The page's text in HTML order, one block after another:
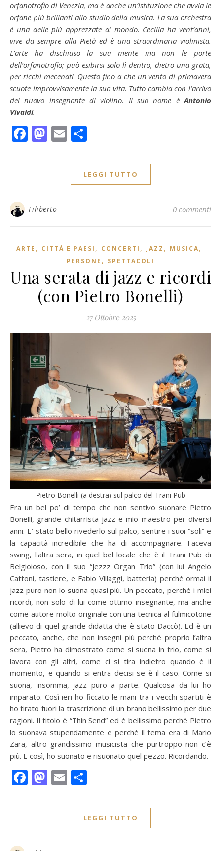
orfanotrofio di Venezia, ma è anche un’istituzione che avvia le
orfane più brillanti allo studio della musica. La sua orchestra
è una delle più apprezzate al mondo. Cecilia ha vent’anni,
vive da sempre alla Pietà ed è una straordinaria violinista.
L’arte ha dischiuso la sua mente ma non le porte
dell’orfanotrofio; può esibirsi solo lì dentro, dietro una grata,
per ricchi mecenati. Questo fino a che un vento di primavera
scuote improvvisamente la sua vita. Tutto cambia con l’arrivo
del nuovo insegnante di violino. Il suo nome èAntonio
Vivaldi.
Facebook
Mastodon
Email
LEGGI TUTTO
Filiberto 0 commenti
ARTE , CITTÀ E PAESI , CONCERTI , JAZZ , MUSICA,
PERSONE , SPETTACOLI
Una serata di jazz e ricordi
(con Pietro Bonelli)
27 Ottobre 2025
Pietro Bonelli (a destra) sul palco del Trani Pub
Era un bel po’ di tempo che non sentivo suonare Pietro
Bonelli, grande chitarrista jazz e mio maestro per diversi
anni. E’ stato bello rivederlo sul palco, sentire i suoi “soli” e
la capacità incredibile che ha di accompagnare. Faceva
swing, l’altra sera, in quel bel locale che è il Trani Pub di
Belgioioso, con il suo “Jezzz Organ Trio” (con lui Angelo
Cattoni, tastiere, e Fabio Villaggi, batteria) perché ormai il
jazz puro non lo suona quasi più. Un peccato, perché i miei
ricordi, non solo di lui come ottimo insegnante, ma anche
come autore molto originale con una tecnica al fulmicotone
(allievo di quel grande didatta che è stato Daccò). Ed è un
peccato, anche, che non insegni più perché proprio l’altra
sera, Pietro ha dimostrato come si suona in trio, come si
lavora con gli altri, come ci si tira indietro quando è il
momento, e quando si entra decisi se è il caso. Come si
suona, insomma, jazz puro a parte. Qualcosa da lui ho
imparato. Così ieri ho ficcato le mani tra i vecchi spartiti è
ho tirato fuori la trascrizione di un brano bellissimo per due
ragioni. Il titolo è “Thin Send” ed è bellissimo perché Pietro
lo suonava stupendamente e perché il tema era di Mario
Zara, altro grandissimo musicista che purtroppo non c’è
più. E così, ho suonato e risuonato quel pezzo. Ricordando.
Facebook
Mastodon
Email
LEGGI TUTTO